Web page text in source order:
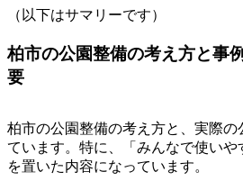
（以下はサマリーです）
柏市の公園整備の考え方と事
要
柏市の公園整備の考え方と、実際の
ています。特に、「みんなで使い
を置いた内容になっています。